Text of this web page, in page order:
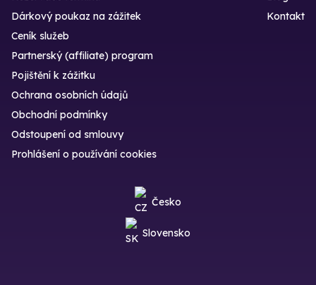
Dárkový poukaz na zážitek
Kontakt
Ceník služeb
Partnerský (affiliate) program
Pojištění k zážitku
Ochrana osobních údajů
Obchodní podmínky
Odstoupení od smlouvy
Prohlášení o používání cookies
Česko
Slovensko